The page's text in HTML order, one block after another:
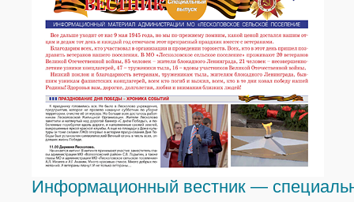
Информационный вестник —